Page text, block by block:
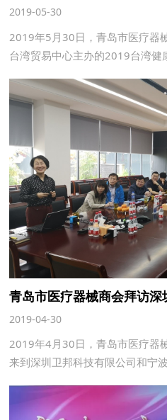
2019-05-30
2019年5月30日，青岛市医疗器
台湾贸易中心主办的2019台湾健
青岛市医疗器械商会拜访深
2019-04-30
2019年4月30日，青岛市医疗器
来到深圳卫邦科技有限公司和宁